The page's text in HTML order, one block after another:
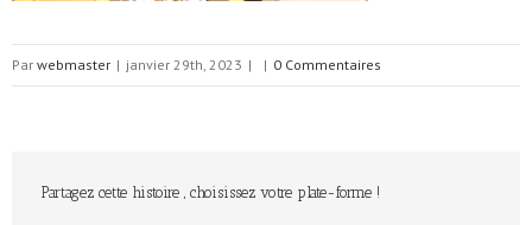
Par webmaster | janvier 29th, 2023 | | 0 Commentaires
Partagez cette histoire , choisissez votre plate-forme !